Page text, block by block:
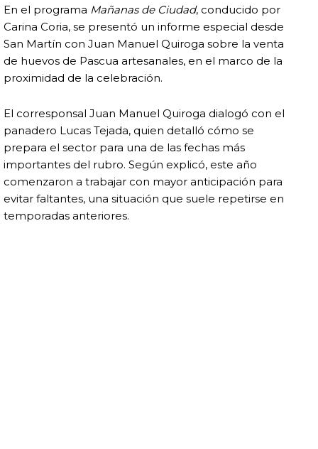
En el programa Mañanas de Ciudad, conducido por
Carina Coria, se presentó un informe especial desde
San Martín con Juan Manuel Quiroga sobre la venta
de huevos de Pascua artesanales, en el marco de la
proximidad de la celebración.
El corresponsal Juan Manuel Quiroga dialogó con el
panadero Lucas Tejada, quien detalló cómo se
prepara el sector para una de las fechas más
importantes del rubro. Según explicó, este año
comenzaron a trabajar con mayor anticipación para
evitar faltantes, una situación que suele repetirse en
temporadas anteriores.